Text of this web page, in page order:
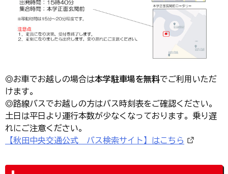
◎お車でお越しの場合は本学駐車場を無料でご利用いただ
けます。
◎路線バスでお越しの方はバス時刻表をご確認ください。
土日は平日より運行本数が少なくなっております。乗り遅
れにご注意ください。
【秋田中央交通公式 バス検索サイト】はこちら